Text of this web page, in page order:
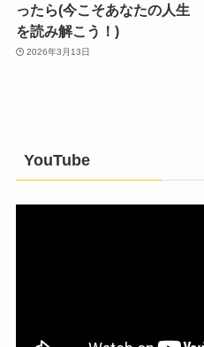
ったら(今こそあなたの人生
を読み解こう！)
2026年3月13日
YouTube